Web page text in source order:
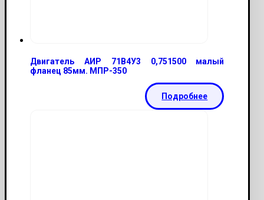
Двигатель АИР 71B4У3 0,751500 малый
фланец 85мм. МПР-350
Подробнее